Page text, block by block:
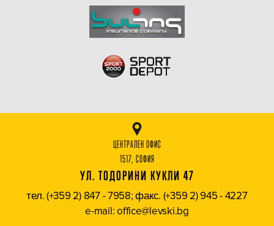
ЦЕНТРАЛЕН ОФИС
1517, СОФИЯ
УЛ. ТОДОРИНИ КУКЛИ 47
тел. (+359 2) 847 - 7958; факс. (+359 2) 945 - 4227
e-mail: office@levski.bg